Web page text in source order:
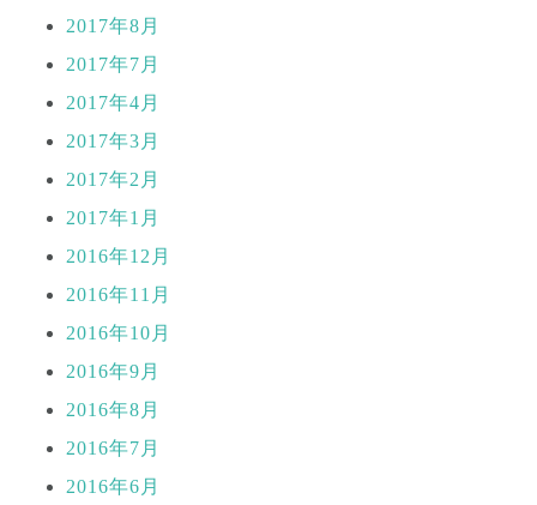
2017年8月
2017年7月
2017年4月
2017年3月
2017年2月
2017年1月
2016年12月
2016年11月
2016年10月
2016年9月
2016年8月
2016年7月
2016年6月